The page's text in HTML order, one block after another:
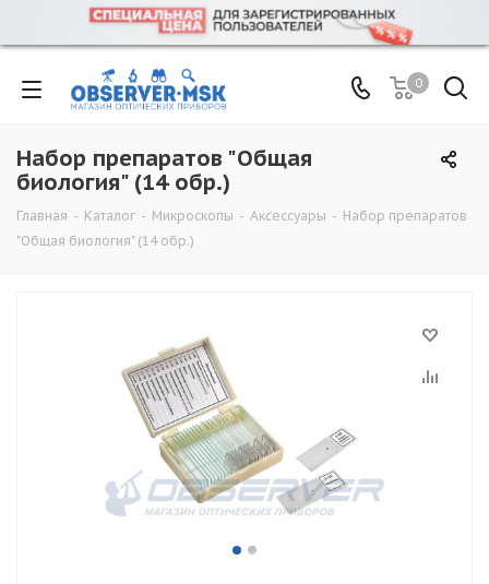
0
Набор препаратов "Общая
биология" (14 обр.)
Главная - Каталог - Микроскопы - Аксессуары - Набор препаратов
"Общая биология" (14 обр.)